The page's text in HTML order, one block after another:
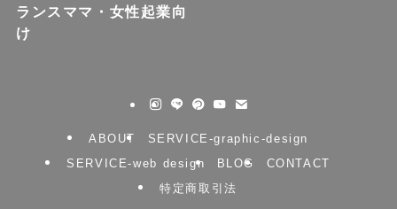
ランスママ・女性起業向
け
ABOUT
SERVICE-graphic-design
SERVICE-web design
BLOG
CONTACT
特定商取引法